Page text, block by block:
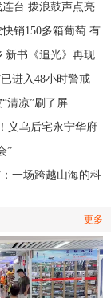
台 拨浪鼓声点亮
销150多箱葡萄 有
新书《追光》再现
进入48小时警戒
公布
清凉”刷了屏
义乌后宅永宁华府
”
一场跨越山海的科
更多